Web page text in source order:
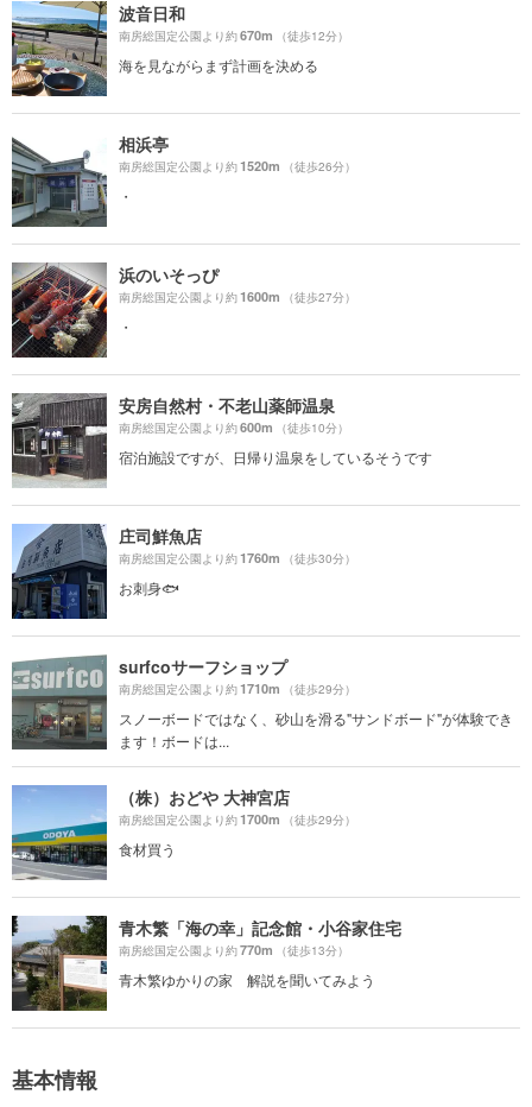
波音日和
南房総国定公園より約670m （徒歩12分）
海を見ながらまず計画を決める
相浜亭
南房総国定公園より約1520m （徒歩26分）
・
浜のいそっぴ
南房総国定公園より約1600m （徒歩27分）
・
安房自然村・不老山薬師温泉
南房総国定公園より約600m （徒歩10分）
宿泊施設ですが、日帰り温泉をしているそうです
庄司鮮魚店
南房総国定公園より約1760m （徒歩30分）
お刺身🐟
surfcoサーフショップ
南房総国定公園より約1710m （徒歩29分）
スノーボードではなく、砂山を滑る"サンドボード"が体験でき
ます！ボードは...
（株）おどや 大神宮店
南房総国定公園より約1700m （徒歩29分）
食材買う
青木繁「海の幸」記念館・小谷家住宅
南房総国定公園より約770m （徒歩13分）
青木繁ゆかりの家 解説を聞いてみよう
基本情報